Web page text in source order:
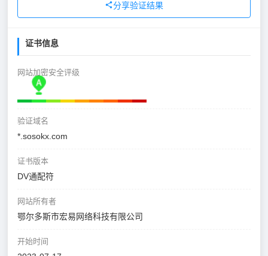
分享验证结果
证书信息
网站加密安全评级
验证域名
*.sosokx.com
证书版本
DV通配符
网站所有者
鄂尔多斯市宏易网络科技有限公司
开始时间